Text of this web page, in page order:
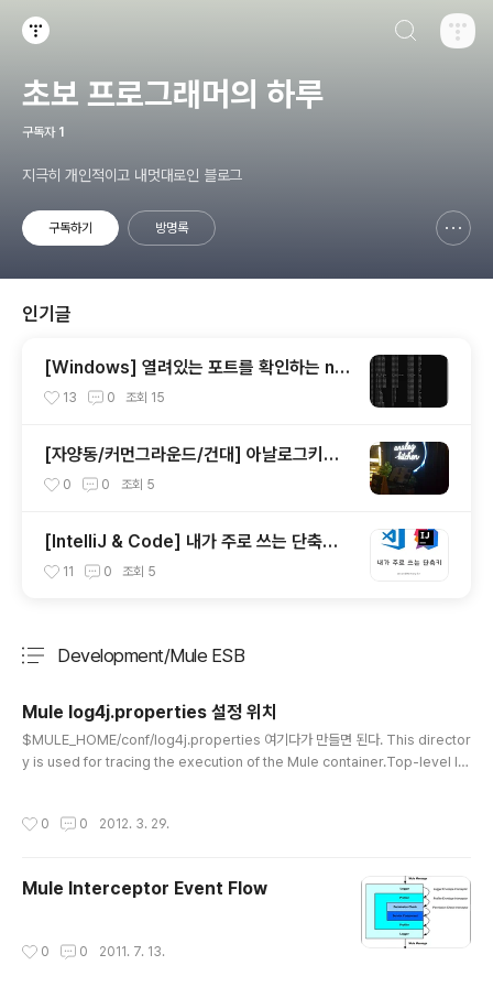
초보 프로그래머의 하루
구독자 1
지극히 개인적이고 내멋대로인 블로그
구독하기 방명록
인기글
[Windows] 열려있는 포트를 확인하는 net
stat 사용 방법
13 0 조회 15
[자양동/커먼그라운드/건대] 아날로그키친
메뉴판 및 음식사진
0 0 조회 5
[IntelliJ & Code] 내가 주로 쓰는 단축키
(Shortcut)
11 0 조회 5
Development/Mule ESB
Mule log4j.properties 설정 위치
$MULE_HOME/conf/log4j.properties 여기다가 만들면 된다. This director
y is used for tracing the execution of the Mule container.Top-level lo
igher priority and will be used if found or in presence of both xml and
0 0 2012. 3. 29.
Mule Interceptor Event Flow
0 0 2011. 7. 13.